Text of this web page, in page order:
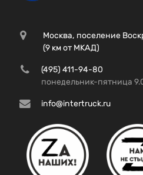
Москва, поселение
(9 км от МКАД)
(495) 411-94-80
понедельник-пятница
info@intertruck.ru